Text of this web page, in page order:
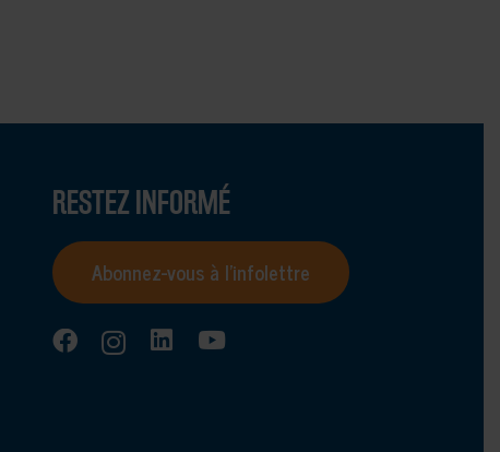
RESTEZ INFORMÉ
Abonnez-vous à l’infolettre